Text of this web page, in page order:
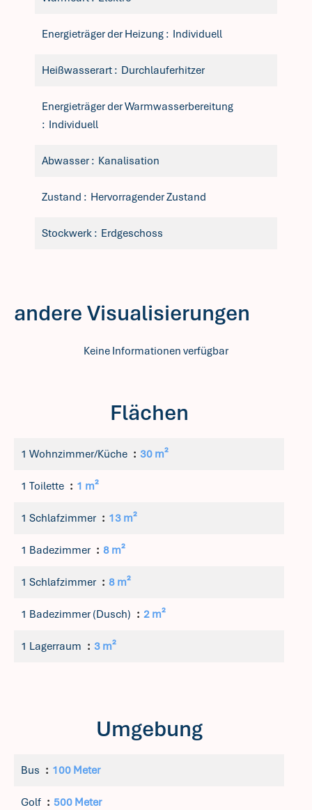
Energieträger der Heizung Individuell
Heißwasserart Durchlauferhitzer
Energieträger der Warmwasserbereitung
Individuell
Abwasser Kanalisation
Zustand Hervorragender Zustand
Stockwerk Erdgeschoss
andere Visualisierungen
Keine Informationen verfügbar
Flächen
1 Wohnzimmer/Küche 30 m²
1 Toilette 1 m²
1 Schlafzimmer 13 m²
1 Badezimmer 8 m²
1 Schlafzimmer 8 m²
1 Badezimmer (Dusch) 2 m²
1 Lagerraum 3 m²
Umgebung
Bus 100 Meter
Golf 500 Meter